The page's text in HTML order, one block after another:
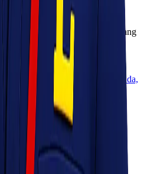
jasa pengiriman terpercaya yang
seluruh Indonesia dengan cepat,
G No. 11-12 Jurumudi baru, Benda,